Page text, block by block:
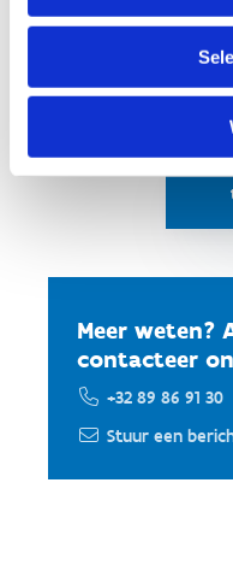
Reserveren is
Meer weten?
contacteer
+32 89 86 91 30
Stuur een